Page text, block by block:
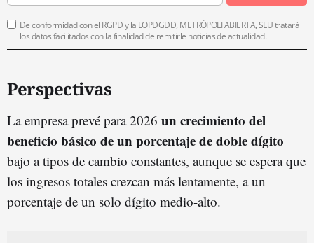
De conformidad con el RGPD y la LOPDGDD, METRÓPOLI ABIERTA, SLU tratará
los datos facilitados con la finalidad de remitirle noticias de actualidad.
Perspectivas
La empresa prevé para 2026 un crecimiento del
beneficio básico de un porcentaje de doble dígito
bajo a tipos de cambio constantes, aunque se espera que
los ingresos totales crezcan más lentamente, a un
porcentaje de un solo dígito medio-alto.